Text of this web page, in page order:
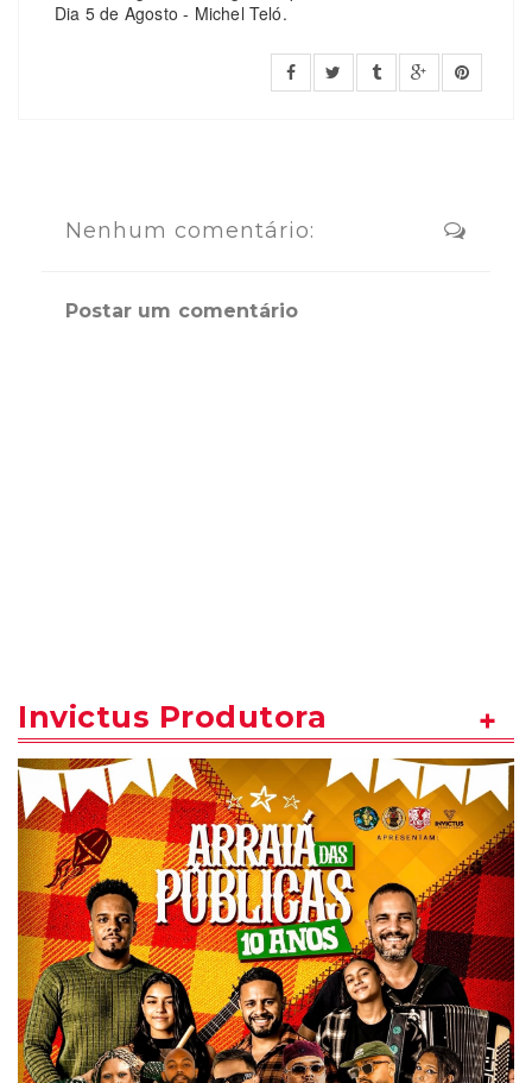
Dia 5 de Agosto - Michel Teló.
Nenhum comentário:
Postar um comentário
Invictus Produtora